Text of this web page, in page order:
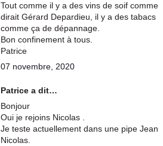
Tout comme il y a des vins de soif comme
dirait Gérard Depardieu, il y a des tabacs
comme ça de dépannage.
Bon confinement à tous.
Patrice
07 novembre, 2020
Patrice a dit…
Bonjour
Oui je rejoins Nicolas .
Je teste actuellement dans une pipe Jean
Nicolas.